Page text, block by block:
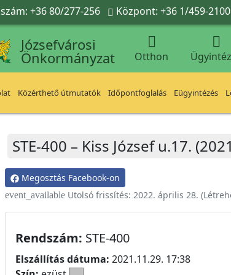
+36 80/277-256  Központ: +36 1/459-2100
Józsefvárosi
Önkormányzat

Otthon

Közérthető útmutatók Időpontfoglalás Eügyintézés
STE-400 – Kiss József u.17.
Megosztás Facebook-on
event_available Utolsó frissítés: 2022. április 28.
Rendszám: STE-400
Elszállítás dátuma: 2021.11.29. 17:38